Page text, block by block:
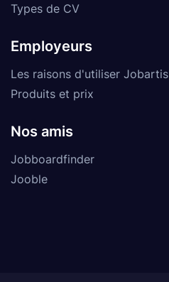
Types de CV
Employeurs
Les raisons d'utiliser Jobartis
Produits et prix
Nos amis
Jobboardfinder
Jooble